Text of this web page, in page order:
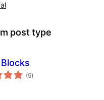
post type
(5مجموعی
درجہ
)